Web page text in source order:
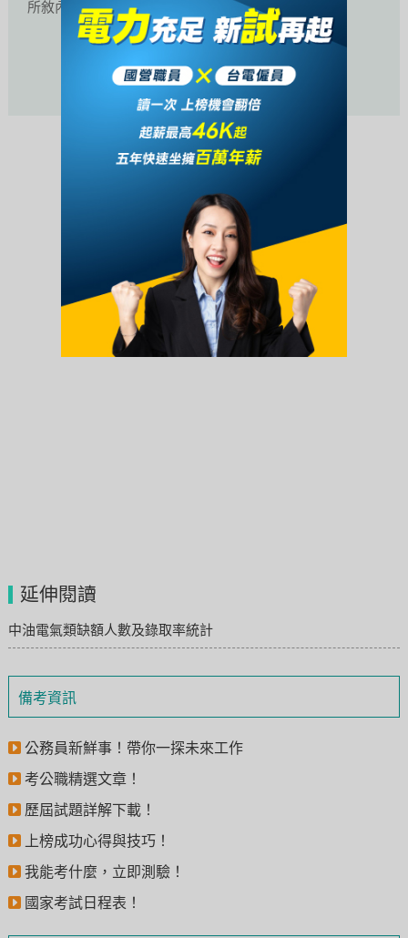
備考資訊
公務員新鮮事！帶你一探未來工作
考公職精選文章！
歷屆試題詳解下載！
上榜成功心得與技巧！
我能考什麼，立即測驗！
國家考試日程表！
所敘內容。
延伸閱讀
中油電氣類缺額人數及錄取率統計